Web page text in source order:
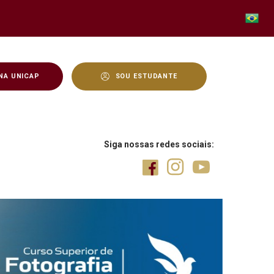
UNICAP SOU ESTUDANTE
Siga nossas redes sociais: